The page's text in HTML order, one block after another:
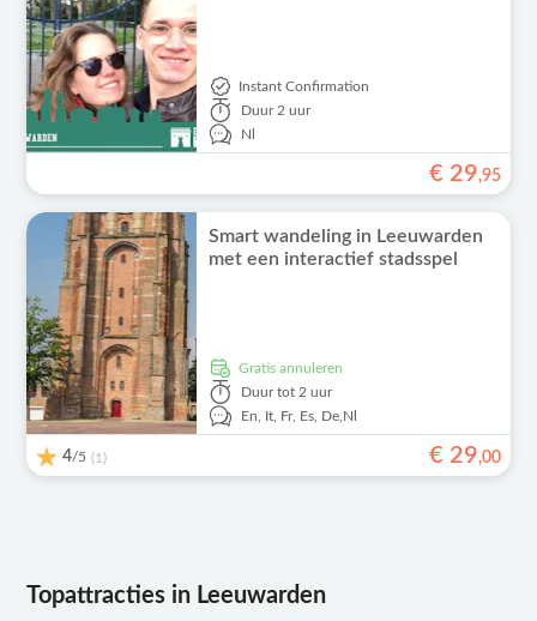
Instant Confirmation
Duur 2 uur
Nl
€ 29,95
Smart wandeling in Leeuwarden
met een interactief stadsspel
Gratis annuleren
Duur tot 2 uur
En,
It, Fr, Es, De,Nl
4/5 (1) € 29,00
Topattracties in Leeuwarden